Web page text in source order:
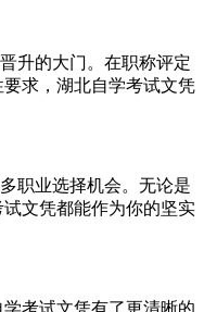
的大门。在职称评定
求，湖北自学考试文凭
业选择机会。无论是
文凭都能作为你的坚实
考试文凭有了更清晰的